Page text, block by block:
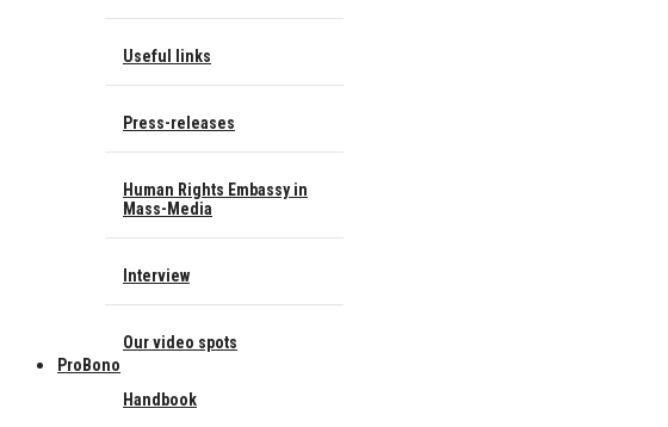
Useful links
Press-releases
Human Rights Embassy in
Mass-Media
Interview
Our video spots
ProBono
Handbook